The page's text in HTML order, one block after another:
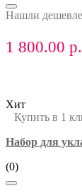
Нашли
1 800.00 р.
Хит
Купить в 1
Набор для
(0)